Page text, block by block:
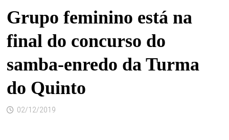
Grupo feminino está na
final do concurso do
samba-enredo da Turma
do Quinto
02/12/2019